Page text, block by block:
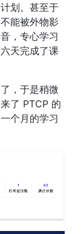
划。甚至于
能被外物影
，专心学习
天完成了课
，于是稍微
了 PTCP 的
个月的学习